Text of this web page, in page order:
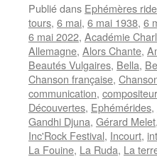
Publié dans Ephémères
tours, 6 mai, 6 mai 1938, 6
6 mai 2022, Académie
Allemagne, Alors Chante,
Beautés Vulgaires, Bella,
Chanson française,
communication, compositeur
Découvertes, Ephémérides,
Gandhi Djuna, Gérard Melet,
Inc'Rock Festival, Incourt,
La Fouine, La Ruda, La